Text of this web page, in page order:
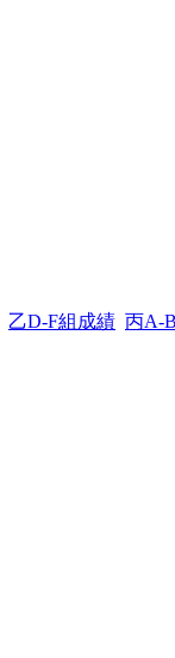
乙D-F組成績 丙A-